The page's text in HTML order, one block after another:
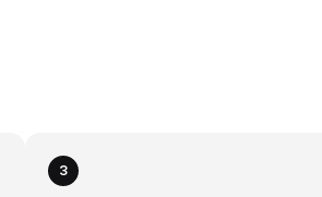
3